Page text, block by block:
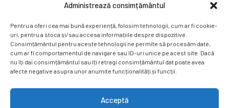
Administrează consimțământul
Pentru a oferi cea mai bună experiență, folosim tehnologii, cum ar fi cookie-
uri, pentru a stoca și/sau accesa informațiile despre dispozitive.
Consimțământul pentru aceste tehnologii ne permite să procesăm date,
cum ar fi comportamentul de navigare sau ID-uri unice pe acest site. Dacă
nu îți dai consimțământul sau îți retragi consimțământul dat poate avea
afecte negative asupra unor anumite funcționalități și funcții.
Acceptă
Ne puteți găsi și pe rețelele sociale.